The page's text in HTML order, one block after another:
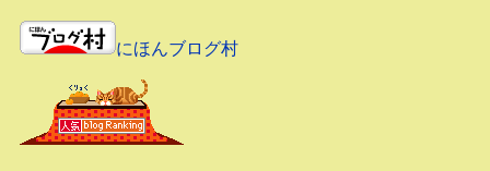
にほんブログ村